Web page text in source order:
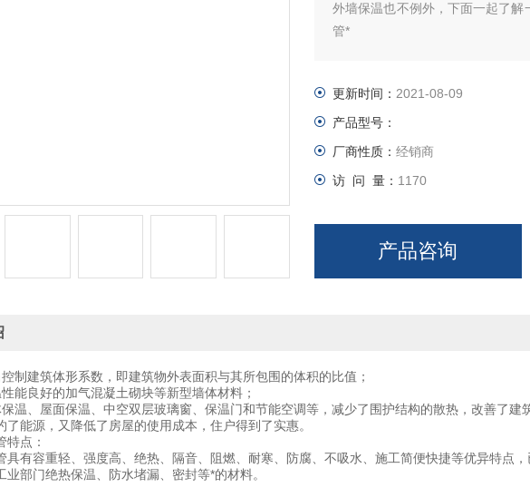
外墙保温也不例外，下面一起了
管*
更新时间： 2021-08-09
产品型号：
厂商性质： 经销商
访 问 量： 1170
产品咨询
制建筑体形系数，即建筑物外表面积与其所包围的体积的比值；
能良好的加气混凝土砌块等新型墙体材料；
温、屋面保温、中空双层玻璃窗、保温门和节能空调等，减少了围护结构的散热，改善了建
了能源，又降低了房屋的使用成本，住户得到了实惠。
保温管特点：
具有容重轻、强度高、绝热、隔音、阻燃、耐寒、防腐、不吸水、施工简便快捷等优异特点
业部门绝热保温、防水堵漏、密封等*的材料。